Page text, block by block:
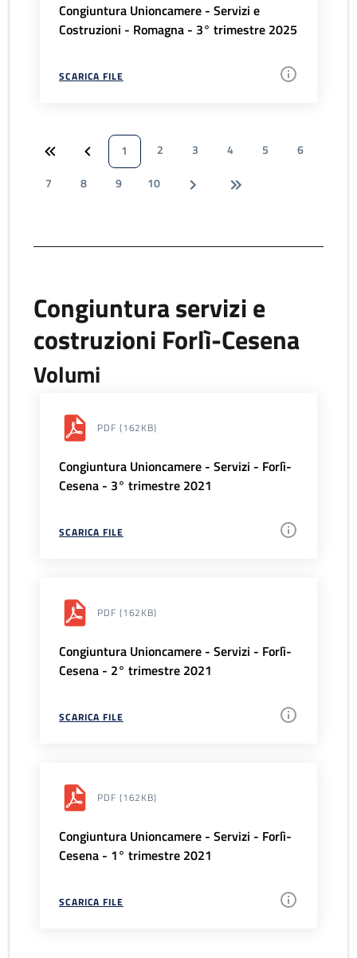
Congiuntura Unioncamere - Servizi e
Costruzioni - Romagna - 3° trimestre 2025
SCARICA FILE
1 2 3 4 5
6
7
8 9 10
Congiuntura servizi e
costruzioni Forlì-Cesena
Volumi
PDF (162KB)
Congiuntura Unioncamere - Servizi - Forlì-
Cesena - 3° trimestre 2021
SCARICA FILE
PDF (162KB)
Congiuntura Unioncamere - Servizi - Forlì-
Cesena - 2° trimestre 2021
SCARICA FILE
PDF (162KB)
Congiuntura Unioncamere - Servizi - Forlì-
Cesena - 1° trimestre 2021
SCARICA FILE